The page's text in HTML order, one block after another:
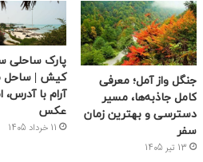
جنگل واز آمل؛ معرفی
کامل جاذبه‌ها، مسیر
دسترسی و بهترین زمان
سفر
13 تیر 1405
پارک ساحلی
کیش | ساحل
آرام با آدرس،
عکس
11 خرداد 1405